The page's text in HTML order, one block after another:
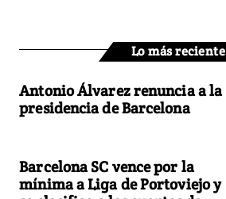
Lo más reciente
Antonio Álvarez renuncia a la
presidencia de Barcelona
Barcelona SC vence por la
mínima a Liga de Portoviejo y